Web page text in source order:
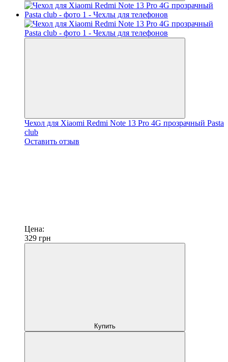
Чехол для Xiaomi Redmi Note 13 Pro 4G прозрачный Pasta
club
Оставить отзыв
Цена:
329 грн
Купить